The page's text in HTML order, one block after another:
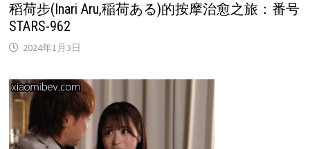
稻荷步(Inari Aru,稲荷ある)的按摩治愈之旅：番号
STARS-962
2024年1月3日